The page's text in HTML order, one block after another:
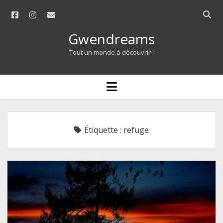
facebookinstagram
email
Open
Gwendreams
Tout un monde à découvrir !
open
menu
Étiquette : refuge